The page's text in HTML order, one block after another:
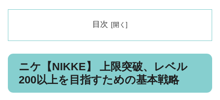
目次
ニケ【NIKKE】 上限突破、レベル
200以上を目指すための基本戦略